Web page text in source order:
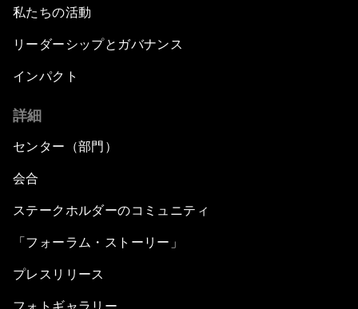
私たちの活動
リーダーシップとガバナンス
インパクト
詳細
センター（部門）
会合
ステークホルダーのコミュニティ
「フォーラム・ストーリー」
プレスリリース